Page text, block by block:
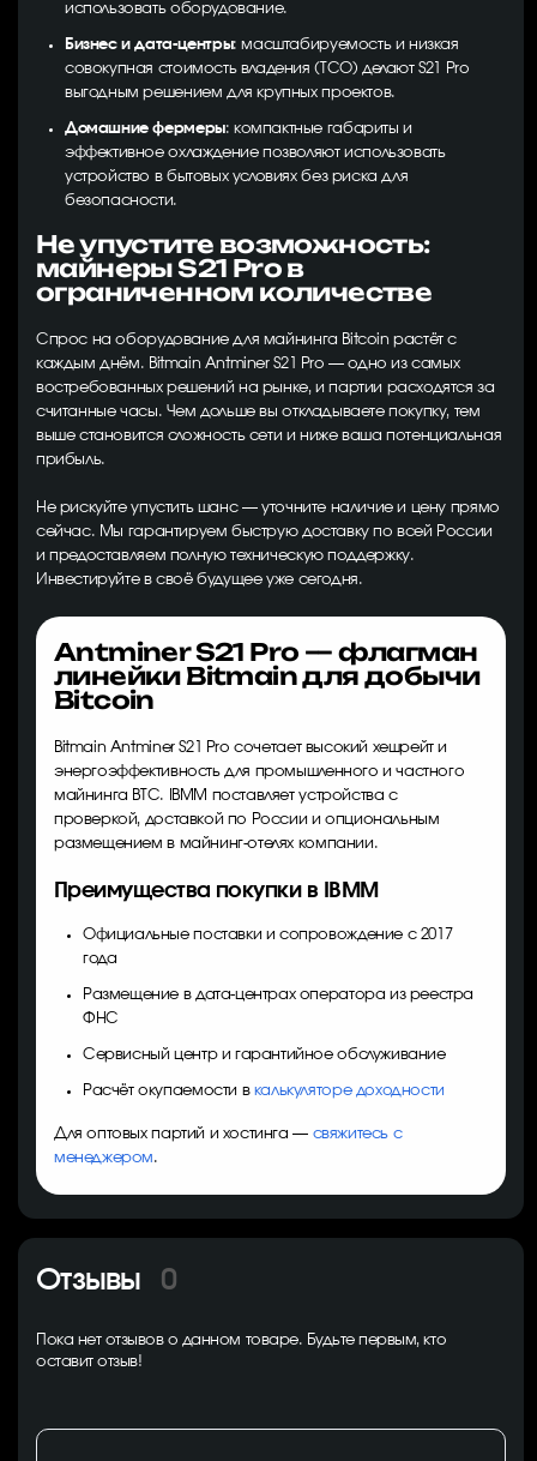
использовать оборудование.
Бизнес и дата-центры: масштабируемость и низкая
совокупная стоимость владения (TCO) делают S21 Pro
выгодным решением для крупных проектов.
Домашние фермеры: компактные габариты и
эффективное охлаждение позволяют использовать
устройство в бытовых условиях без риска для
безопасности.
Не упустите возможность:
майнеры S21 Pro в
ограниченном количестве
Спрос на оборудование для майнинга Bitcoin растёт с
каждым днём. Bitmain Antminer S21 Pro — одно из самых
востребованных решений на рынке, и партии расходятся за
считанные часы. Чем дольше вы откладываете покупку, тем
выше становится сложность сети и ниже ваша потенциальная
прибыль.
Не рискуйте упустить шанс — уточните наличие и цену прямо
сейчас. Мы гарантируем быструю доставку по всей России
и предоставляем полную техническую поддержку.
Инвестируйте в своё будущее уже сегодня.
Antminer S21 Pro — флагман
линейки Bitmain для добычи
Bitcoin
Bitmain Antminer S21 Pro сочетает высокий хешрейт и
энергоэффективность для промышленного и частного
майнинга BTC. IBMM поставляет устройства с
проверкой, доставкой по России и опциональным
размещением в майнинг-отелях компании.
Преимущества покупки в IBMM
Официальные поставки и сопровождение с 2017
года
Размещение в дата-центрах оператора из реестра
ФНС
Сервисный центр и гарантийное обслуживание
Расчёт окупаемости в калькуляторе доходности
Для оптовых партий и хостинга — свяжитесь с
менеджером.
Отзывы 0
Пока нет отзывов о данном товаре. Будьте первым, кто
оставит отзыв!